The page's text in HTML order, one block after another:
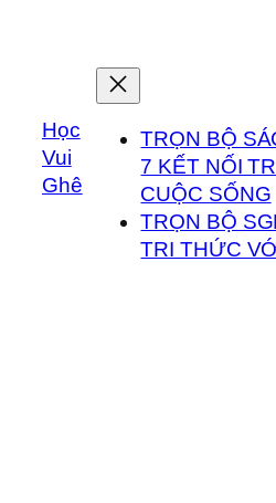
dungHọc
Vui
Ghê
TRỌN BỘ
7 KẾT NỐI
CUỘC SỐNG
TRỌN BỘ
TRI THỨC